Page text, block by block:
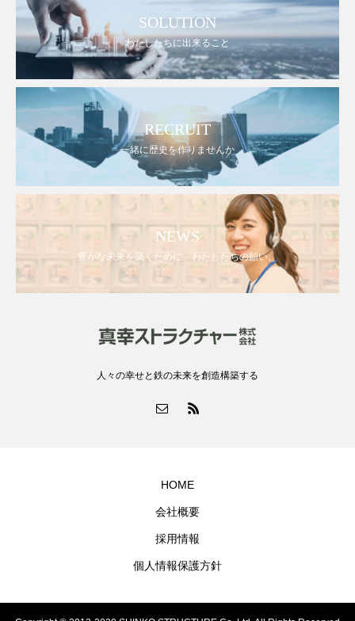
SOLUTION
わたしたちに出来ること
RECRUIT
一緒に歴史を作りませんか
NEWS
豊かな未来を築くために。わたしたちの願い。
人々の幸せと鉄の未来を創造構築する
HOME
会社概要
採用情報
個人情報保護方針